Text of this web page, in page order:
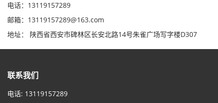
电话：13119157289
邮箱：13119157289@163.com
地址： 陕西省西安市碑林区长安北路14号朱雀广场写字楼D307
联系我们
电话: 13119157289